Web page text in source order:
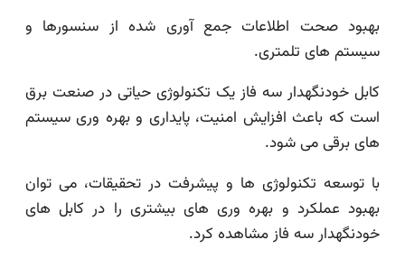
بهبود صحت اطلاعات جمع آوری شده از سنسورها و
سیستم های تلمتری.
کابل خودنگهدار سه فاز یک تکنولوژی حیاتی در صنعت برق
است که باعث افزایش امنیت، پایداری و بهره وری سیستم
های برقی می شود.
با توسعه تکنولوژی ها و پیشرفت در تحقیقات، می توان
بهبود عملکرد و بهره وری های بیشتری را در کابل های
خودنگهدار سه فاز مشاهده کرد.